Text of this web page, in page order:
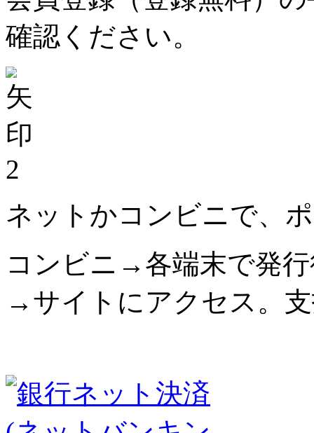
確認ください。
2
ネットかコンビニで、
コンビニ→各端末で発
→サイトにアクセス。